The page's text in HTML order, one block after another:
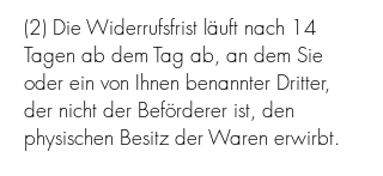
(2) Die Widerrufsfrist läuft nach 14
Tagen ab dem Tag ab, an dem Sie
oder ein von Ihnen benannter Dritter,
der nicht der Beförderer ist, den
physischen Besitz der Waren erwirbt.